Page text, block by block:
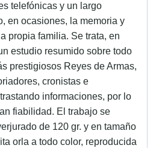
telefónicas y un largo
en ocasiones, la memoria y
propia familia. Se trata, en
estudio resumido sobre todo
prestigiosos Reyes de Armas,
cronistas e
informaciones, por lo
fiabilidad. El trabajo se
de 120 gr. y en tamaño
orla a todo color, reproducida